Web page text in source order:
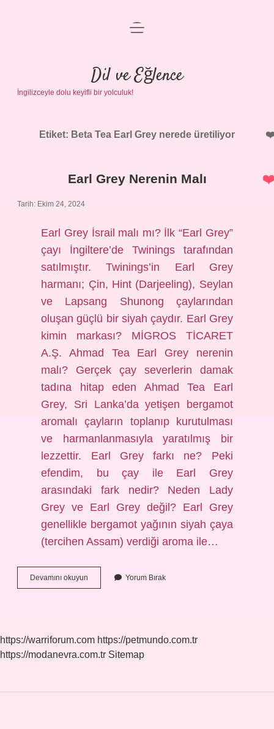
Anasayfa
Gizlilik Politikası
Yasal Uyarı
menüyü
Dil ve Eğlence
İngilizceyle dolu keyifli bir yolculuk!
Etiket: Beta Tea Earl Grey nerede üretiliyor
Earl Grey Nerenin Malı
Tarih: Ekim 24, 2024
Earl Grey İsrail malı mı? İlk “Earl Grey”
çayı İngiltere’de Twinings tarafından
satılmıştır. Twinings’in Earl Grey
harmanı; Çin, Hint (Darjeeling), Seylan
ve Lapsang Shunong çaylarından
oluşan güçlü bir siyah çaydır. Earl Grey
kimin markası? MİGROS TİCARET
A.Ş. Ahmad Tea Earl Grey nerenin
malı? Gerçek çay severlerin damak
tadına hitap eden Ahmad Tea Earl
Grey, Sri Lanka’da yetişen bergamot
aromalı çayların toplanıp kurutulması
ve harmanlanmasıyla yaratılmış bir
lezzettir. Earl Grey farkı ne? Peki
efendim, bu çay ile Earl Grey
arasındaki fark nedir? Neden Lady
Grey ve Earl Grey değil? Earl Grey
genellikle bergamot yağının siyah çaya
(tercihen Assam) verdiği aroma ile…
Devamını okuyun
Grey
Yorum Bırak
https://warriforum.com https://petmundo.com.tr
https://modanevra.com.tr Sitemap